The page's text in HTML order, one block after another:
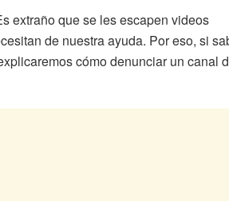
extraño que se les escapen videos
de nuestra ayuda. Por eso, si
cómo denunciar un canal